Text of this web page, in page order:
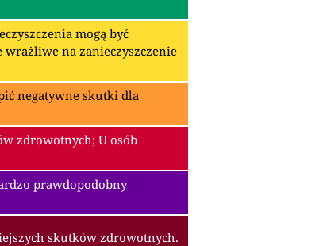
mogą być
na zanieczyszczenie
negatywne skutki dla
zdrowotnych; U osób
prawdopodobny
skutków zdrowotnych.